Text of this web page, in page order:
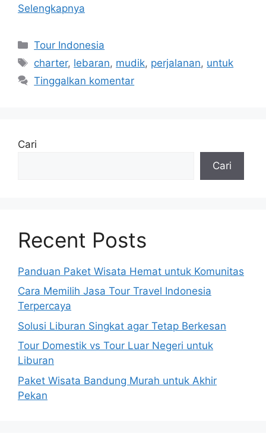
Selengkapnya
Kategori
Tour Indonesia
Tag
charter, lebaran, mudik, perjalanan, untuk
Tinggalkan komentar
Cari
Cari
Recent Posts
Panduan Paket Wisata Hemat untuk Komunitas
Cara Memilih Jasa Tour Travel Indonesia
Terpercaya
Solusi Liburan Singkat agar Tetap Berkesan
Tour Domestik vs Tour Luar Negeri untuk
Liburan
Paket Wisata Bandung Murah untuk Akhir
Pekan